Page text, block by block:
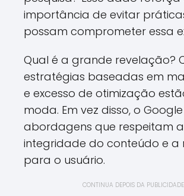
importância de evitar
possam comprometer essa
Qual é a grande revelação?
estratégias baseadas em
e excesso de otimização
moda. Em vez disso, o
abordagens que respeitam a
integridade do conteúdo e a
para o usuário.
CONTINUA DEPOIS DA PUBLICIDADE